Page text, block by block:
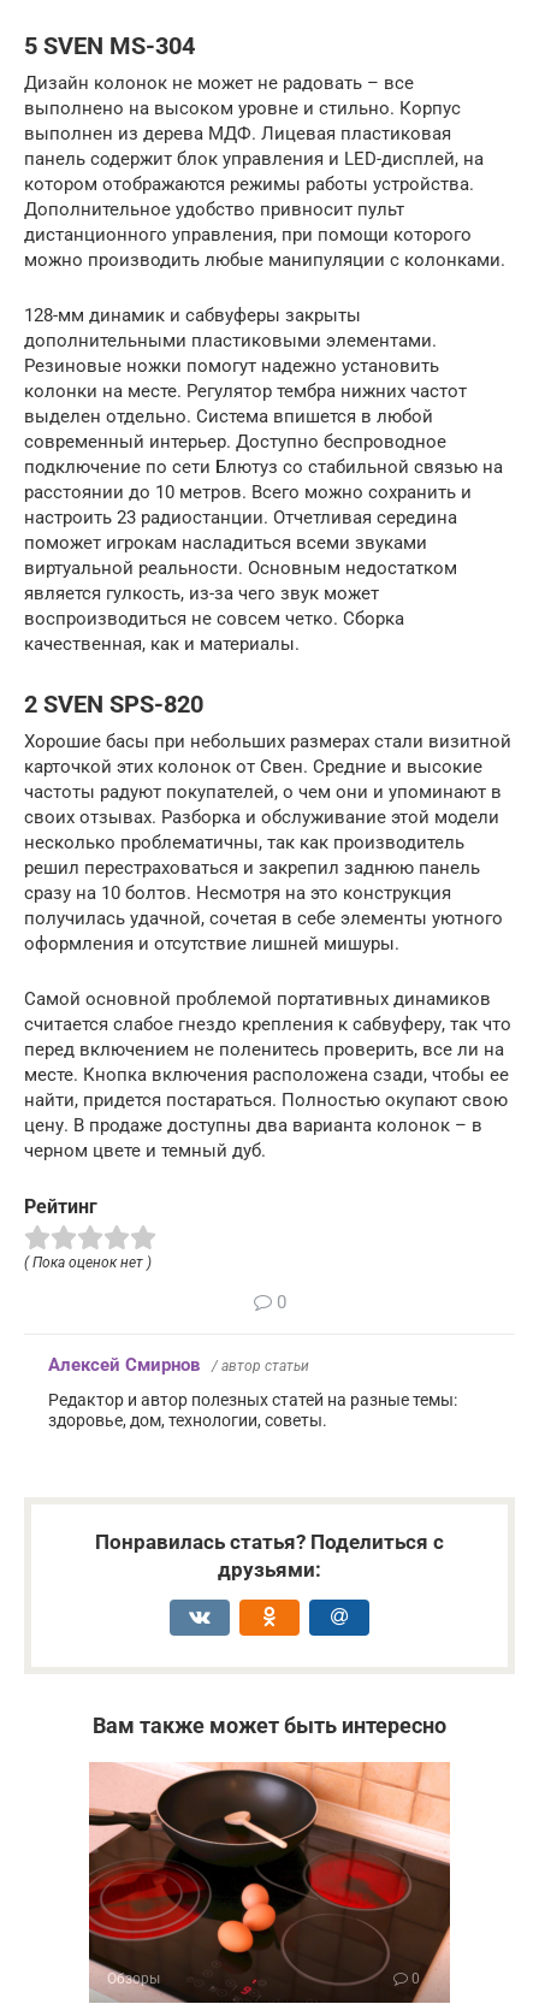
5 SVEN MS-304
Дизайн колонок не может не радовать – все
выполнено на высоком уровне и стильно. Корпус
выполнен из дерева МДФ. Лицевая пластиковая
панель содержит блок управления и LED-дисплей, на
котором отображаются режимы работы устройства.
Дополнительное удобство привносит пульт
дистанционного управления, при помощи которого
можно производить любые манипуляции с колонками.
128-мм динамик и сабвуферы закрыты
дополнительными пластиковыми элементами.
Резиновые ножки помогут надежно установить
колонки на месте. Регулятор тембра нижних частот
выделен отдельно. Система впишется в любой
современный интерьер. Доступно беспроводное
подключение по сети Блютуз со стабильной связью на
расстоянии до 10 метров. Всего можно сохранить и
настроить 23 радиостанции. Отчетливая середина
поможет игрокам насладиться всеми звуками
виртуальной реальности. Основным недостатком
является гулкость, из-за чего звук может
воспроизводиться не совсем четко. Сборка
качественная, как и материалы.
2 SVEN SPS-820
Хорошие басы при небольших размерах стали визитной
карточкой этих колонок от Свен. Средние и высокие
частоты радуют покупателей, о чем они и упоминают в
своих отзывах. Разборка и обслуживание этой модели
несколько проблематичны, так как производитель
решил перестраховаться и закрепил заднюю панель
сразу на 10 болтов. Несмотря на это конструкция
получилась удачной, сочетая в себе элементы уютного
оформления и отсутствие лишней мишуры.
Самой основной проблемой портативных динамиков
считается слабое гнездо крепления к сабвуферу, так что
перед включением не поленитесь проверить, все ли на
месте. Кнопка включения расположена сзади, чтобы ее
найти, придется постараться. Полностью окупают свою
цену. В продаже доступны два варианта колонок – в
черном цвете и темный дуб.
Рейтинг
( Пока оценок нет )
0
Алексей Смирнов / автор статьи
Редактор и автор полезных статей на разные темы:
здоровье, дом, технологии, советы.
Понравилась статья? Поделиться с
друзьями:
Вам также может быть интересно
Обзоры 0